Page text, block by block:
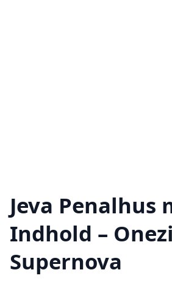
Jeva Penalhus
Indhold –
Supernova